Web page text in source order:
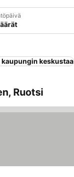
kaupungin keskustaa
Ruotsi